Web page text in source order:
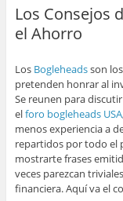
Los Consejos
el Ahorro
Los Bogleheadsson
pretenden honrar al
Se reunen para
elforo bogleheads USA
menos experiencia a
repartidos por todo el
mostrarte frases
veces parezcan
financiera. Aquí va el